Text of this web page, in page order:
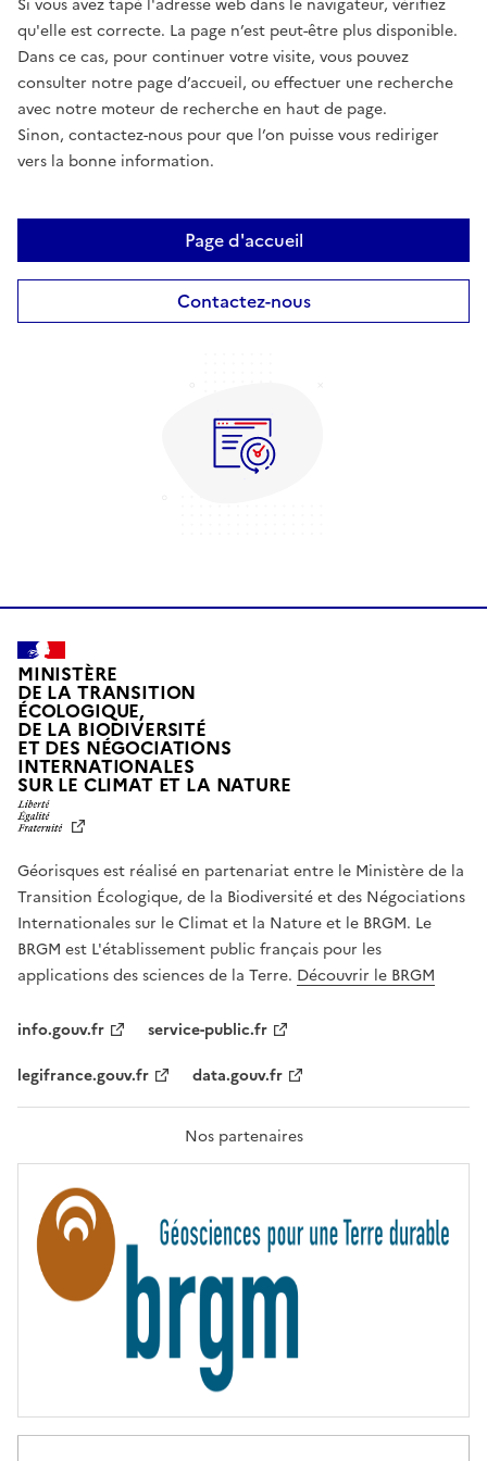
Si vous avez tapé l'adresse web dans le navigateur, vérifiez
qu'elle est correcte. La page n’est peut-être plus disponible.
Dans ce cas, pour continuer votre visite, vous pouvez
consulter notre page d’accueil, ou effectuer une recherche
avec notre moteur de recherche en haut de page.
Sinon, contactez-nous pour que l’on puisse vous rediriger
vers la bonne information.
Page d'accueil
Contactez-nous
MINISTÈRE
DE LA TRANSITION
ÉCOLOGIQUE,
DE LA BIODIVERSITÉ
ET DES NÉGOCIATIONS
INTERNATIONALES
SUR LE CLIMAT ET LA NATUREL
T
É
,
É
G
A
L
F
A
T
R
T
É
Géorisques est réalisé en partenariat entre le Ministère de la
Transition Écologique, de la Biodiversité et des Négociations
Internationales sur le Climat et la Nature et le BRGM. Le
BRGM est L'établissement public français pour les
applications des sciences de la Terre. Découvrir le BRGM
info.gouv.fr
service-public.fr
legifrance.gouv.fr
data.gouv.fr
Nos partenaires